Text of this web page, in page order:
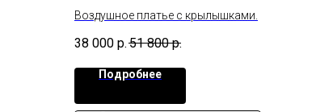
Воздушное платье с крылышками.
38 000 р. 51 800 р.
Подробнее